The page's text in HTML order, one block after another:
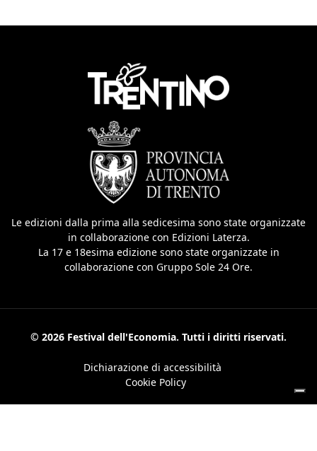
Le edizioni dalla prima alla sedicesima sono state organizzate
in collaborazione con Edizioni Laterza.
La 17 e 18esima edizione sono state organizzate in
collaborazione con Gruppo Sole 24 Ore.
© 2026 Festival dell'Economia. Tutti i diritti riservati.
Dichiarazione di accessibilità
Cookie Policy